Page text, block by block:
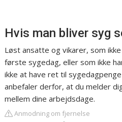
Hvis man bliver syg
Løst ansatte og vikarer, som
første sygedag, eller som ikke
ikke at have ret til
anbefaler derfor, at du melder
mellem dine arbejdsdage.
Anmodning om fjernelse